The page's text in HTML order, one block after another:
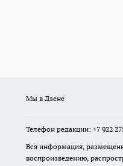
Мы в Дзене
Телефон редакции: +7 922
Вся информация,
воспроизведению,